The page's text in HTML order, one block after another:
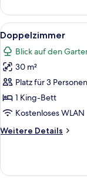
Alle
Fotos
für
Doppelzimmer
anzeigen
5
Doppelzimmer
Blick auf den
30 m²
Platz für 3 Personen
1 King-Bett
Kostenloses WLAN
Weitere Details
Weitere